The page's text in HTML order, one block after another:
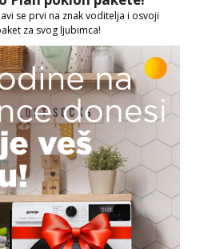
se prvi na znak voditelja i osvoji
za svog ljubimca!